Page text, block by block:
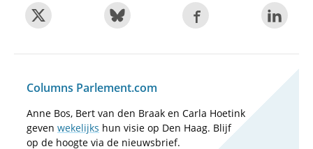
Columns Parlement.com
Anne Bos, Bert van den Braak en Carla Hoetink
geven wekelijks hun visie op Den Haag. Blijf
op de hoogte via de nieuwsbrief.